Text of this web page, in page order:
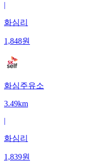
|
화심리
1,848원
화심주유소
3.49km
|
화심리
1,839원